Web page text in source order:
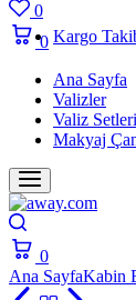
Kargo
0
Wishlist
0
Ana Sayfa
Valizler
Valiz Setleri
Makyaj
0
Cart
Ana SayfaKabin